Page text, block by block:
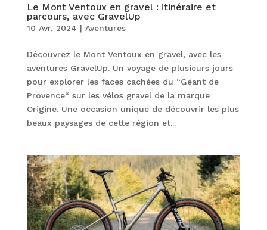
Le Mont Ventoux en gravel : itinéraire et
parcours, avec GravelUp
10 Avr, 2024 | Aventures
Découvrez le Mont Ventoux en gravel, avec les
aventures GravelUp. Un voyage de plusieurs jours
pour explorer les faces cachées du “Géant de
Provence“ sur les vélos gravel de la marque
Origine. Une occasion unique de découvrir les plus
beaux paysages de cette région et...